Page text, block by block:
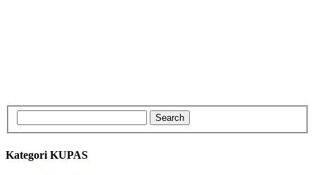
Kategori KUPAS